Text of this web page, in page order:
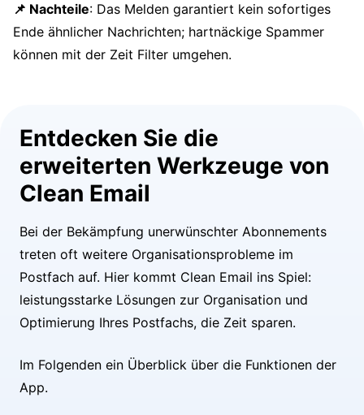
📌 Nachteile: Das Melden garantiert kein sofortiges
Ende ähnlicher Nachrichten; hartnäckige Spammer
können mit der Zeit Filter umgehen.
Entdecken Sie die
erweiterten Werkzeuge von
Clean Email
Bei der Bekämpfung unerwünschter Abonnements
treten oft weitere Organisationsprobleme im
Postfach auf. Hier kommt Clean Email ins Spiel:
leistungsstarke Lösungen zur Organisation und
Optimierung Ihres Postfachs, die Zeit sparen.
Im Folgenden ein Überblick über die Funktionen der
App.